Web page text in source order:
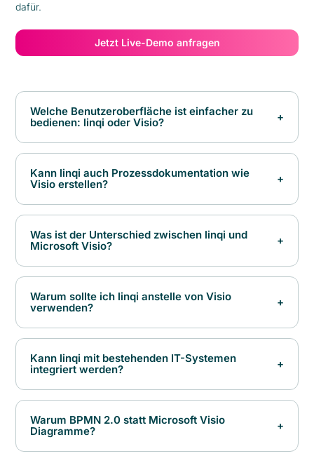
dafür.
Jetzt Live-Demo anfragen
Welche Benutzeroberfläche ist einfacher zu
bedienen: linqi oder Visio?
+
Kann linqi auch Prozessdokumentation wie
Visio erstellen?
+
Was ist der Unterschied zwischen linqi und
Microsoft Visio?
+
Warum sollte ich linqi anstelle von Visio
verwenden?
+
Kann linqi mit bestehenden IT-Systemen
integriert werden?
+
Warum BPMN 2.0 statt Microsoft Visio
Diagramme?
+